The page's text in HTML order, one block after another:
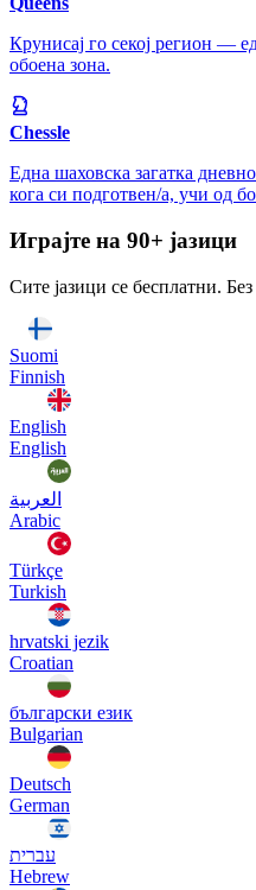
Крунисај го секој регион —
обоена зона.
Chessle
Една шаховска загатка
кога си подготвен/а, учи од
Играјте на 90+ јазици
Сите јазици се бесплатни. Без
Suomi
Finnish
English
English
العربية
Arabic
Türkçe
Turkish
hrvatski jezik
Croatian
български език
Bulgarian
Deutsch
German
עברית
Hebrew